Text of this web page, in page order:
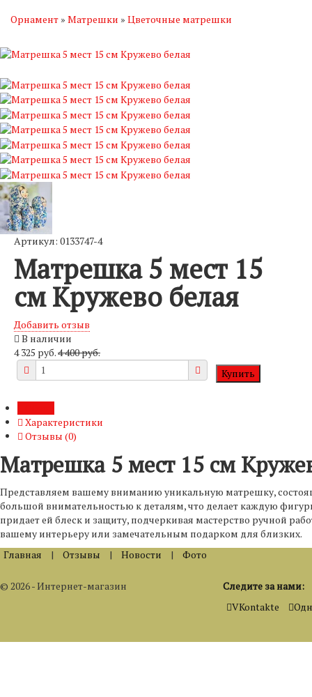
Орнамент » Матрешки » Цветочные матрешки
Артикул: 0133747-4
Матрешка 5 мест 15
см Кружево белая
Добавить отзыв
В наличии
4 325 руб.4 400 руб.
Характеристики
Отзывы (0)
Матрешка 5 мест 15 см
Представляем вашему вниманию уникальную матрешку,
большой внимательностью к деталям, что делает каждую
придает ей блеск и защиту, подчеркивая мастерство ручной
вашему интерьеру или замечательным подарком для близких.
Главная
| Отзывы | Новости | Фото
© 2026 - Интернет-магазин
Следите за нами:
VKontakte